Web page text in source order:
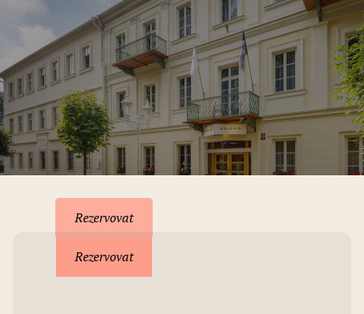
Rezervovat
Rezervovat